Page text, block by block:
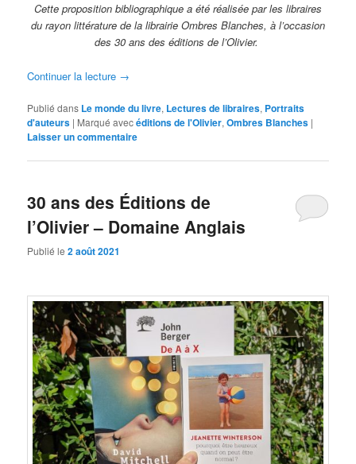
Cette proposition bibliographique a été réalisée par les libraires
du rayon littérature de la librairie Ombres Blanches, à l’occasion
des 30 ans des éditions de l’Olivier.
Continuer la lecture →
Publié dans Le monde du livre, Lectures de libraires, Portraits
d'auteurs | Marqué avecéditions de l'Olivier,Ombres Blanches |
Laisser un commentaire
30 ans des Éditions de
l’Olivier – Domaine Anglais
Publié le2 août 2021